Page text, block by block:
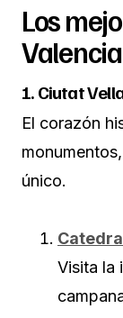
Los
Valencia
1. Ciutat
El corazón
único.
Visita la